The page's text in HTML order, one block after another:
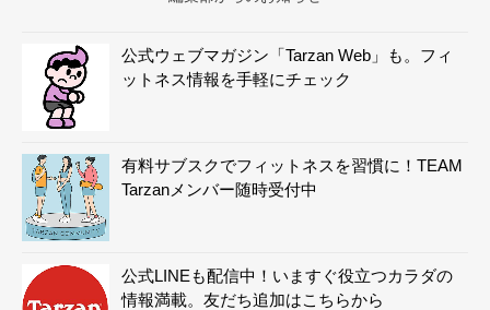
公式ウェブマガジン「Tarzan Web」も。フィ
ットネス情報を手軽にチェック
有料サブスクでフィットネスを習慣に！TEAM
Tarzanメンバー随時受付中
公式LINEも配信中！いますぐ役立つカラダの
情報満載。友だち追加はこちらから